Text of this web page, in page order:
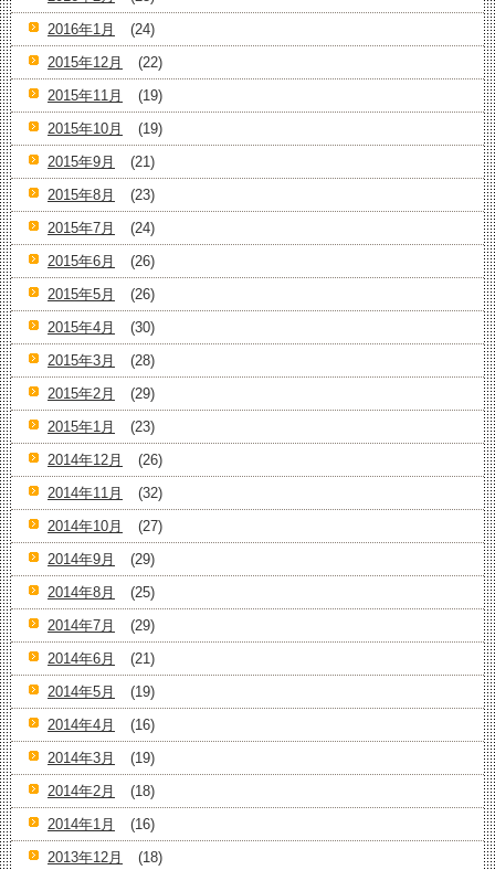
2016年1月
(24)
2015年12月
(22)
2015年11月
(19)
2015年10月
(19)
2015年9月
(21)
2015年8月
(23)
2015年7月
(24)
2015年6月
(26)
2015年5月
(26)
2015年4月
(30)
2015年3月
(28)
2015年2月
(29)
2015年1月
(23)
2014年12月
(26)
2014年11月
(32)
2014年10月
(27)
2014年9月
(29)
2014年8月
(25)
2014年7月
(29)
2014年6月
(21)
2014年5月
(19)
2014年4月
(16)
2014年3月
(19)
2014年2月
(18)
2014年1月
(16)
2013年12月
(18)